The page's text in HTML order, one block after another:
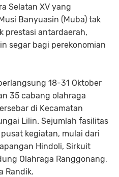
Selatan XV yang
Banyuasin (Muba) tak
prestasi antardaerah,
segar bagi perekonomian
18-31 Oktober
35 cabang olahraga
di Kecamatan
Lilin. Sejumlah fasilitas
kegiatan, mulai dari
Hindoli, Sirkuit
Olahraga Ranggonang,
Randik.